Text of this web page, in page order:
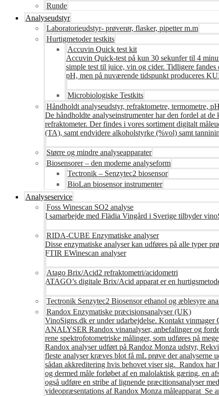
Runde
Analyseudstyr
Laboratorieudstyr- prøverør, flasker, pipetter m.m
Hurtigmetoder testkits
Accuvin Quick test kit
Accuvin Quick-test på kun 30 sekunfer til 4
simple test til juice, vin og cider. Tidligere
pH, men på nuværende tidspunkt produceres
Microbiologiske Testkits
Håndholdt analyseudstyr, refraktometre, termometre,
De håndholdte analyseinstrumenter har den fordel at
refraktometer. Der findes i vores sortiment digitalt
(TA), samt endvidere alkoholstyrke (%vol) samt
Større og mindre analyseapparater
Biosensorer – den moderne analyseform
Tectronik – Senzytec2 biosensor
BioLan biosensor instrumenter
Analyseservice
Foss Winescan SO2 analyse
I samarbejde med Flädia Vingård i Sverige tilbyder
RIDA-CUBE Enzymatiske analyser
Disse enzymatiske analyser kan udføres på alle typer
FTIR EWinescan analyser
Atago Brix/Acid2 refraktometri/acidometri
ATAGO’s digitale Brix/Acid apparat er en
Tectronik Senzytec2 Biosensor ethanol og æblesyre
Randox Enzymatiske præcisionsanalyser (UK)
VinoSigns.dk er under udarbejdelse. Kontakt
ANALYSER Randox vinanalyser, anbefalinger og
rene spektrofotometriske målinger, som udføres på
Randox analyser udført på Randoz Monza udstyr,
fleste analyser kræves blot få mL prøve der analyserne
sådan akkreditering hvis behovet viser sig. Randox
og dermed måle forløbet af en malolaktisk gæring, en
også udføre en stribe af lignende præcitionsanalyser
videopræsentations af Randox Monza måleapparat